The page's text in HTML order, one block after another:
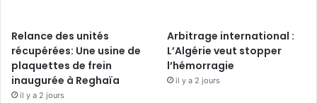
Relance des unités
récupérées: Une usine de
plaquettes de frein
inaugurée à Reghaïa
il y a 2 jours
Arbitrage international :
L’Algérie veut stopper
l’hémorragie
il y a 2 jours